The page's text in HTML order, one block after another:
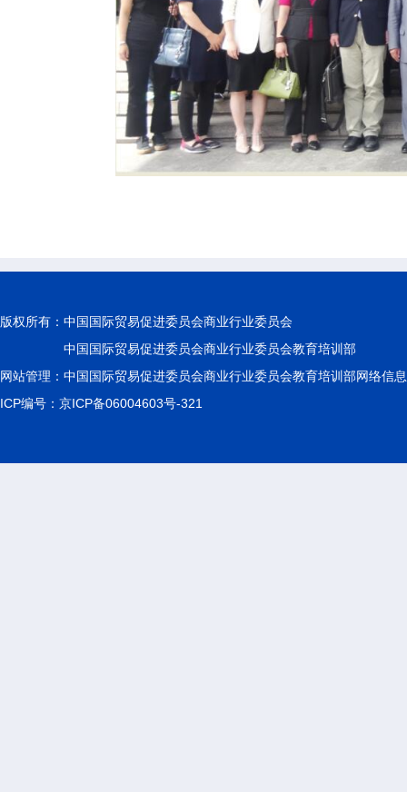
版权所有： 中国国际贸易促进委员会商业行业委员会
中国国际贸易促进委员会商业行业委员会教育培训部
网站管理：中国国际贸易促进委员会商业行业委员会教育培训部网络信
ICP编号：京ICP备06004603号-321